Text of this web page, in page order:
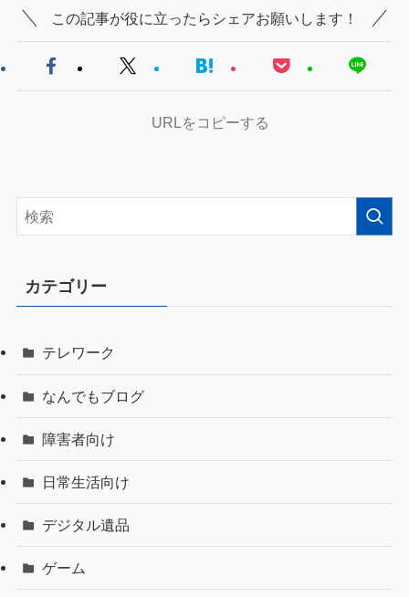
この記事が役に立ったらシェアお願いします！
URLをコピーする
カテゴリー
テレワーク
なんでもブログ
障害者向け
日常生活向け
デジタル遺品
ゲーム